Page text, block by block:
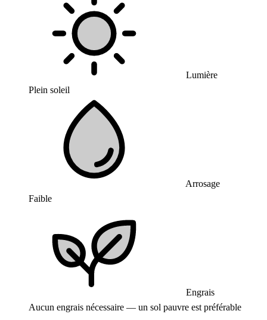
Lumière
Plein soleil
Arrosage
Faible
Engrais
Aucun engrais nécessaire — un sol pauvre est préférable